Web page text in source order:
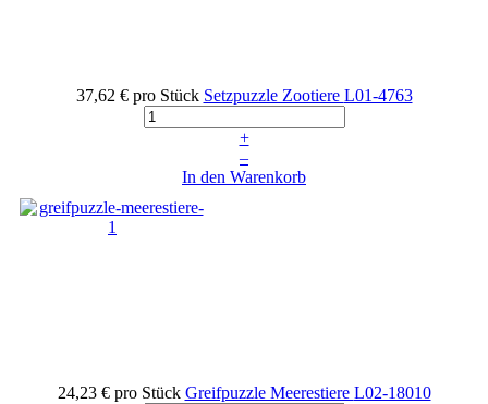
37,62 € pro Stück Setzpuzzle Zootiere L01-4763
+
–
In den Warenkorb
24,23 € pro Stück Greifpuzzle Meerestiere L02-18010